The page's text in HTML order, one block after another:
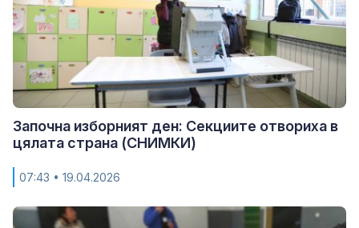
Започна изборният ден: Секциите отвориха в
цялата страна (СНИМКИ)
07:43 • 19.04.2026